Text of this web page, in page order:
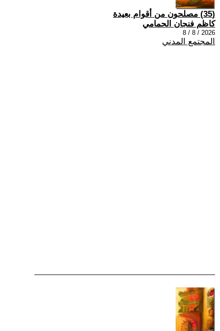
(35) مصلحون من أقوام بعيدة
كاظم فنجان الحمامي
2026 / 8 / 8
المجتمع المدني